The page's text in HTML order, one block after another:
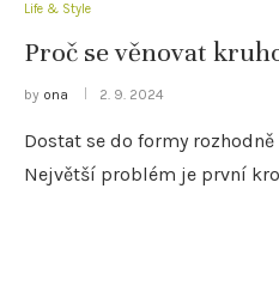
Life & Style
Proč se věnovat
by ona 2. 9. 2024
Dostat se do formy
Největší problém je první